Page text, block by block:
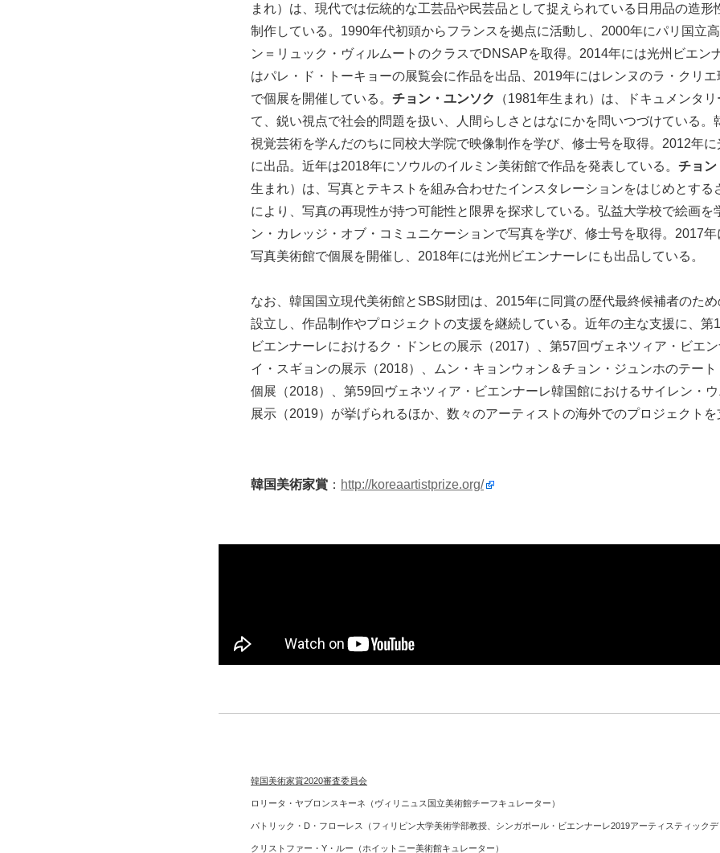
まれ）は、現代では伝統的な工芸品や民芸品として捉えられている日用品の造形
制作している。1990年代初頭からフランスを拠点に活動し、2000年にパリ国立
ン＝リュック・ヴィルムートのクラスでDNSAPを取得。2014年には光州ビエン
はパレ・ド・トーキョーの展覧会に作品を出品、2019年にはレンヌのラ・クリ
で個展を開催している。 チョン・ユンソク
（1981年生まれ）は、ドキュメンタ
て、鋭い視点で社会的問題を扱い、人間らしさとはなにかを問いつづけている。
視覚芸術を学んだのちに同校大学院で映像制作を学び、修士号を取得。2012年に
に出品。近年は2018年にソウルのイルミン美術館で作品を発表している。 チョン
生まれ）は、写真とテキストを組み合わせたインスタレーションをはじめとする
により、写真の再現性が持つ可能性と限界を探求している。弘益大学校で絵画を
ン・カレッジ・オブ・コミュニケーションで写真を学び、修士号を取得。2017
写真美術館で個展を開催し、2018年には光州ビエンナーレにも出品している。
なお、韓国国立現代美術館とSBS財団は、2015年に同賞の歴代最終候補者のた
設立し、作品制作やプロジェクトの支援を継続している。近年の主な支援に、第
ビエンナーレにおけるク・ドンヒの展示（2017）、第57回ヴェネツィア・ビエ
イ・スギョンの展示（2018）、ムン・キョンウォン＆チョン・ジュンホのテー
個展（2018）、第59回ヴェネツィア・ビエンナーレ韓国館におけるサイレン・
展示（2019）が挙げられるほか、数々のアーティストの海外でのプロジェクトを
韓国美術家賞 ： http://koreaartistprize.org/
韓国美術家賞2020審査委員会
ロリータ・ヤブロンスキーネ（ヴィリニュス国立美術館チーフキュレーター）
パトリック・D・フローレス（フィリピン大学美術学部教授、シンガポール・ビエンナーレ2019アーティスティックデ
クリストファー・Y・ルー（ホイットニー美術館キュレーター）